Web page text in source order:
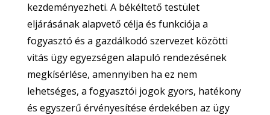
kezdeményezheti. A békéltető testület
eljárásának alapvető célja és funkciója a
fogyasztó és a gazdálkodó szervezet közötti
vitás ügy egyezségen alapuló rendezésének
megkísérlése, amennyiben ha ez nem
lehetséges, a fogyasztói jogok gyors, hatékony
és egyszerű érvényesítése érdekében az ügy